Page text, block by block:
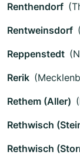
Renthendorf
Rentweinsdorf
Reppenstedt
Rerik
Rethem (Aller)
Rethwisch
Rethwisch